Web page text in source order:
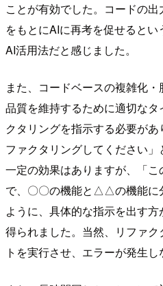
ことが有効でした。コードの
をもとにAIに再考を促せると
AI活用法だと感じました。
また、コードベースの複雑化
品質を維持するために適切な
クタリングを指示する必要が
ファクタリングしてください
一定の効果はありますが、「
で、〇〇の機能と△△の機能に
ように、具体的な指示を出す
得られました。当然、リファ
トを実行させ、エラーが発生し